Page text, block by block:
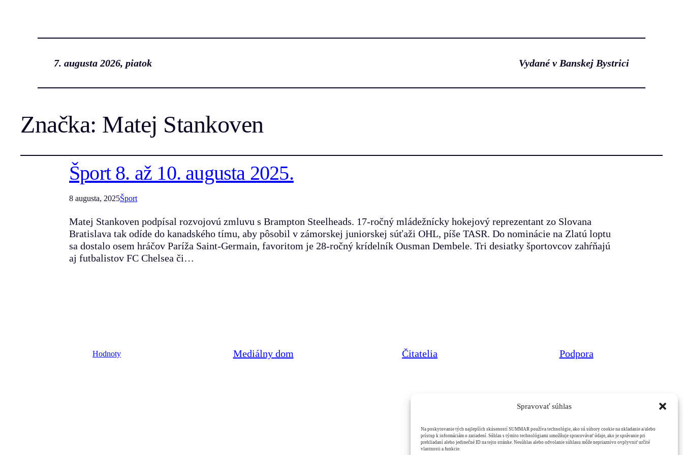
Spravovať súhlas
Na poskytovanie tých najlepších skúseností SUMMAR používa technológie, ako sú súbory cookie na ukladanie a/alebo
prístup k informáciám o zariadení. Súhlas s týmito technológiami umožňuje spracovávať údaje, ako je správanie pri
prehliadaní alebo jedinečné ID na tejto stránke. Nesúhlas alebo odvolanie súhlasu môže nepriaznivo ovplyvniť určité
vlastnosti a funkcie.
7. augusta 2026, piatok Vydané v Banskej Bystrici
Značka: Matej Stankoven
Šport 8. až 10. augusta 2025.
8 augusta, 2025Šport
Matej Stankoven podpísal rozvojovú zmluvu s Brampton Steelheads. 17-ročný mládežnícky hokejový reprezentant zo Slovana
Bratislava tak odíde do kanadského tímu, aby pôsobil v zámorskej juniorskej súťaži OHL, píše TASR. Do nominácie na Zlatú loptu
sa dostalo osem hráčov Paríža Saint-Germain, favoritom je 28-ročný krídelník Ousman Dembele. Tri desiatky športovcov zahŕňajú
aj futbalistov FC Chelsea či…
Hodnoty Mediálny dom Čitatelia Podpora